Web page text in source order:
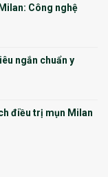
Công nghệ
ngắn chuẩn y
điều trị mụn Milan